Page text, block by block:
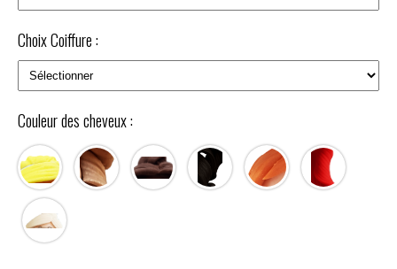
Choix Coiffure :
Couleur des cheveux :